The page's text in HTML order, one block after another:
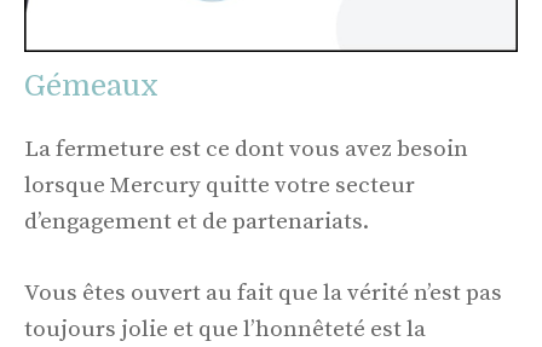
Gémeaux
La fermeture est ce dont vous avez besoin
lorsque Mercury quitte votre secteur
d’engagement et de partenariats.
Vous êtes ouvert au fait que la vérité n’est pas
toujours jolie et que l’honnêteté est la